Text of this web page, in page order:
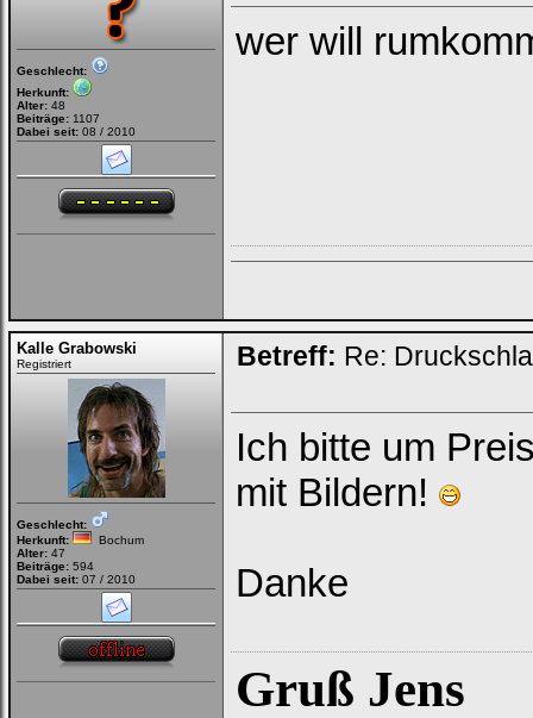
Geschlecht:
Herkunft:
Alter: 48
Beiträge: 1107
Dabei seit: 08 / 2010
wer will
Kalle Grabowski
Registriert
Geschlecht:
Herkunft:
Bochum
Alter: 47
Beiträge: 594
Dabei seit: 07 / 2010
Betreff: Re:
Ich bitte um
mit Bildern!
Danke
Gruß Jens